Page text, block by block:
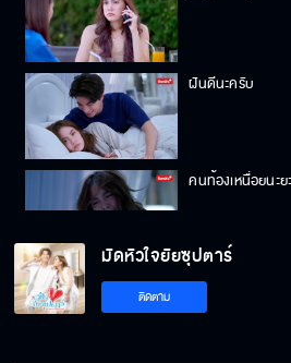
ฝันดีนะครับ
คนท้องเหนื่อยนะยะ
เชิญ น้องวา มาที่โ
มัดหัวใจยัยซุปตาร์
ติดตาม